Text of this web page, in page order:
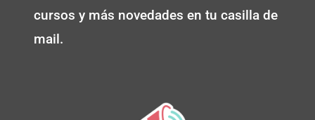
cursos y más novedades en tu casilla de
mail.